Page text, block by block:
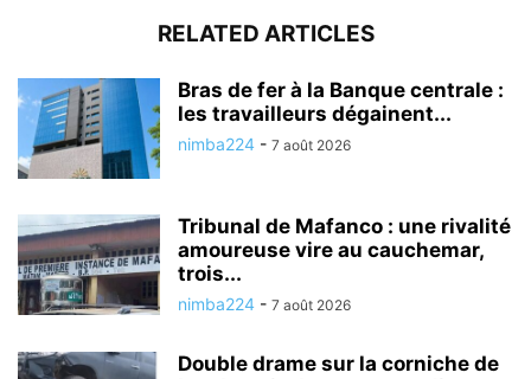
RELATED ARTICLES
Bras de fer à la Banque centrale :
les travailleurs dégainent...
nimba224 - 7 août 2026
Tribunal de Mafanco : une rivalité
amoureuse vire au cauchemar,
trois...
nimba224 - 7 août 2026
Double drame sur la corniche de